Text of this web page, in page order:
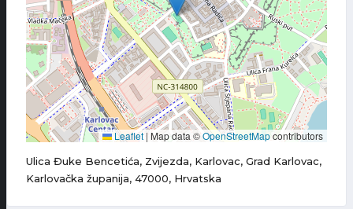
Leaflet | Map data ©OpenStreetMapcontributors
Ulica Đuke Bencetića, Zvijezda, Karlovac, Grad Karlovac,
Karlovačka županija, 47000, Hrvatska